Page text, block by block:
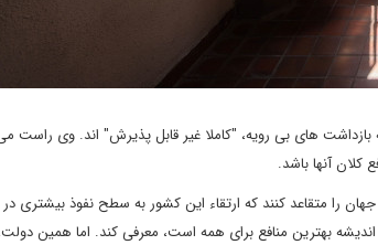
بازداشت های بی رویه، "کاملا غیر قابل پذیرش" اند. وی راست
کلان آنها باشد.
را متقاعد کنند که ارتقاء این کشور به سطح نفوذ بیشتری
بهترین منافع برای همه است، معرفی کند. اما همین